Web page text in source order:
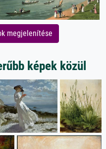
megjelenítése
képek közül